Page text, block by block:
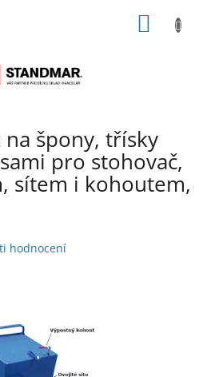
špony, třísky
pro stohovač,
sítem i kohoutem,
hodnocení